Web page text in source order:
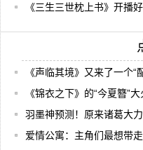
《三生三世枕上书》开播
《声临其境》又来了一个“
《锦衣之下》的“今夏簪”
羽墨神预测！原来诸葛大
爱情公寓：主角们最想带